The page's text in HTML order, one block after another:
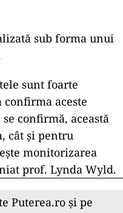
sub forma unui
sunt foarte
aceste
confirmă, această
cât și pentru
monitorizarea
prof. Lynda Wyld.
Puterea.ro și pe